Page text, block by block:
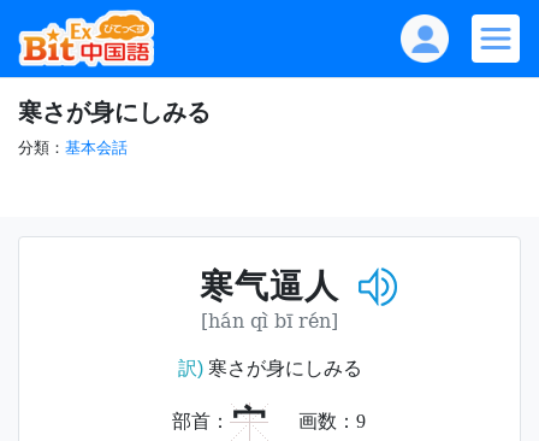
寒さが身にしみる
分類： 基本会話
寒气逼人
[hán qì bī rén]
訳)寒さが身にしみる
部首： 宀 画数： 9